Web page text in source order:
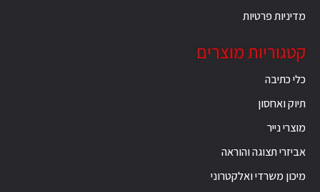
מדיניות פרטיות
קטגוריות מוצרים
כלי כתיבה
תיוק ואחסון
מוצרי נייר
אביזרי תצוגה והוראה
מיכון משרדי ואלקטרוני